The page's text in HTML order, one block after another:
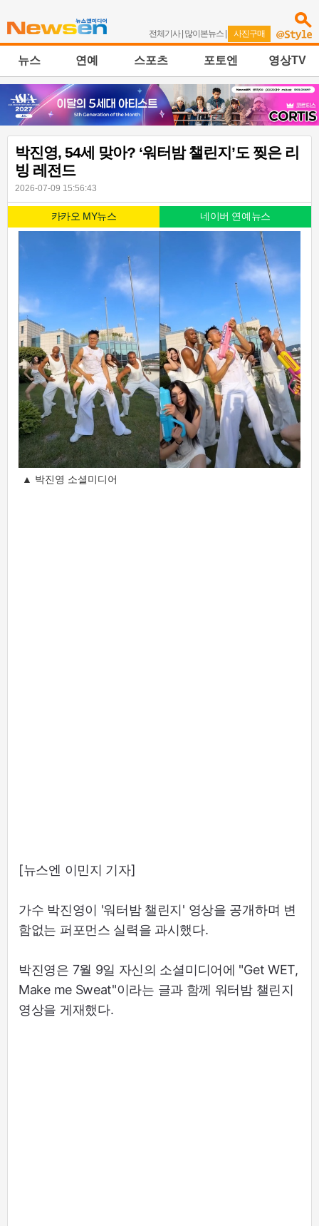
전체기사| 많이본뉴스 | 사진구매
뉴스 연예 스포츠 포토엔 영상TV
박진영, 54세 맞아? ‘워터밤 챌린지’도 찢은 리
빙 레전드
2026-07-09 15:56:43
카카오 MY뉴스 네이버 연예뉴스
▲ 박진영 소셜미디어
[뉴스엔 이민지 기자]
가수 박진영이 '워터밤 챌린지' 영상을 공개하며 변
함없는 퍼포먼스 실력을 과시했다.
박진영은 7월 9일 자신의 소셜미디어에 "Get WET,
Make me Sweat"이라는 글과 함께 워터밤 챌린지
영상을 게재했다.